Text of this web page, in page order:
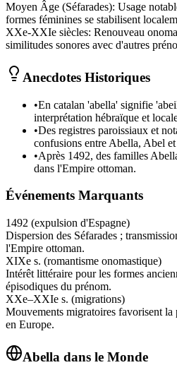
Moyen Âge (Séfarades): Usage
formes féminines se stabilisent
XXe-XXIe siècles: Renouveau
similitudes sonores avec d'autres
Anecdotes Historiques
•En catalan 'abella' signifie
interprétation hébraïque et
•Des registres paroissiaux et
confusions entre Abella, Abel
•Après 1492, des familles
dans l'Empire ottoman.
Événements Marquants
1492 (expulsion d'Espagne)
Dispersion des Séfarades ;
l'Empire ottoman.
XIXe s. (romantisme onomastique)
Intérêt littéraire pour les formes
épisodiques du prénom.
XXe–XXIe s. (migrations)
Mouvements migratoires favorisent
en Europe.
Abella dans le Monde